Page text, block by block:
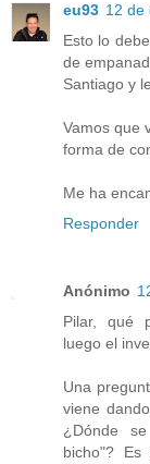
eu93 12 de
Esto lo
de
Santiago y
Vamos que
forma de
Me ha
Responder
Anónimo
Pilar, qué
luego el
Una
viene
¿Dónde
bicho"?